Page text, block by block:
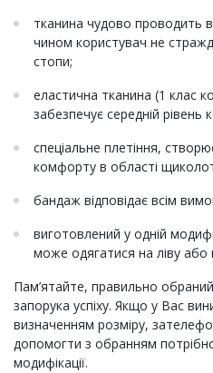
тканина чудово проводить
чином користувач не
стопи;
еластична тканина (1 клас
забезпечує середній рівень
спеціальне плетіння,
комфорту в області
бандаж відповідає всім
виготовлений у одній
може одягатися на ліву або
Пам’ятайте, правильно
запорука успіху. Якщо у Вас
визначенням розміру,
допомогти з обранням
модифікації.